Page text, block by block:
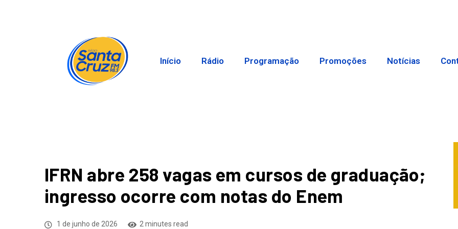
Início Rádio Programação Promoções Notícias
IFRN abre 258 vagas em cursos de graduação;
ingresso ocorre com notas do Enem
1 de junho de 2026 2 minutes read